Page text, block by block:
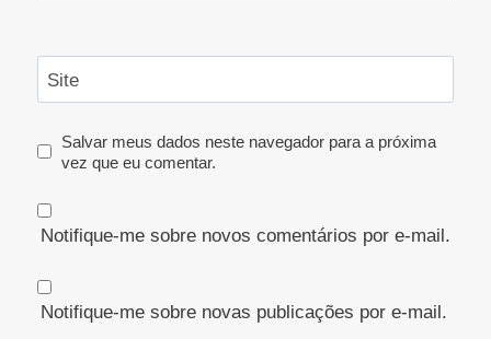
Site
Salvar meus dados neste navegador para a próxima
vez que eu comentar.
Notifique-me sobre novos comentários por e-mail.
Notifique-me sobre novas publicações por e-mail.